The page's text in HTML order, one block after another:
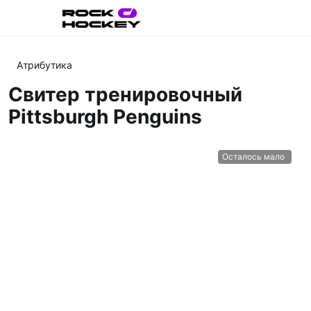
Атрибутика
Свитер тренировочный
Pittsburgh Penguins
Осталось мало